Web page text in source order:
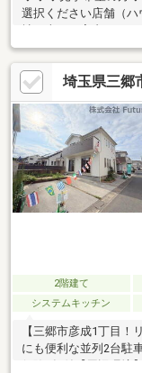
選択ください店舗（ハ
せ、ご自宅や最寄り
わせ場所をご連絡く
『住宅ローンや資金計
学したい』という方
頂きます物件情報や
ださい↓↓↓https://
埼玉県三郷
2階建て
システムキッチン
【三郷市彦成1丁目
にも便利な並列2台駐
保険2年付【周辺環境